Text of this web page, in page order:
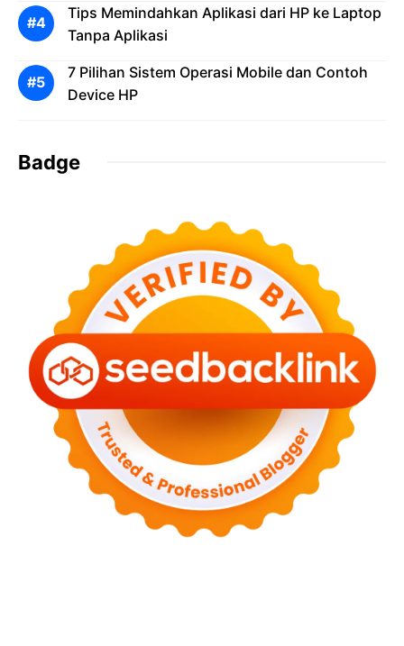
Tips Memindahkan Aplikasi dari HP ke Laptop
Tanpa Aplikasi
7 Pilihan Sistem Operasi Mobile dan Contoh
Device HP
Badge